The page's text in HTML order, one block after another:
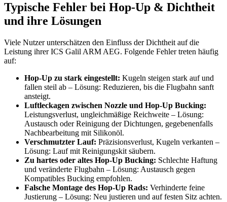
Typische Fehler bei Hop-Up & Dichtheit
und ihre Lösungen
Viele Nutzer unterschätzen den Einfluss der Dichtheit auf die
Leistung ihrer ICS Galil ARM AEG. Folgende Fehler treten häufig
auf:
Hop-Up zu stark eingestellt: Kugeln steigen stark auf und
fallen steil ab – Lösung: Reduzieren, bis die Flugbahn sanft
ansteigt.
Luftleckagen zwischen Nozzle und Hop-Up Bucking:
Leistungsverlust, ungleichmäßige Reichweite – Lösung:
Austausch oder Reinigung der Dichtungen, gegebenenfalls
Nachbearbeitung mit Silikonöl.
Verschmutzter Lauf: Präzisionsverlust, Kugeln verkanten –
Lösung: Lauf mit Reinigungskit säubern.
Zu hartes oder altes Hop-Up Bucking: Schlechte Haftung
und veränderte Flugbahn – Lösung: Austausch gegen
Kompatibles Bucking empfohlen.
Falsche Montage des Hop-Up Rads: Verhinderte feine
Justierung – Lösung: Neu justieren und auf festen Sitz achten.